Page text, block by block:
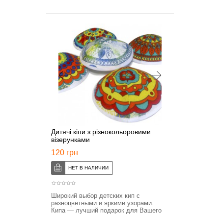
Дитячі кіпи з різнокольоровими
візерунками
120 грн
Широкий выбор детских кип с
разноцветными и яркими узорами.
Кипа — лучший подарок для Вашего